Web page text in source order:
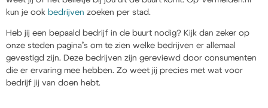
kun je ook bedrijven zoeken per stad.
Heb jij een bepaald bedrijf in de buurt nodig? Kijk dan zeker op
onze steden pagina’s om te zien welke bedrijven er allemaal
gevestigd zijn. Deze bedrijven zijn gereviewd door consumenten
die er ervaring mee hebben. Zo weet jij precies met wat voor
bedrijf jij van doen hebt.